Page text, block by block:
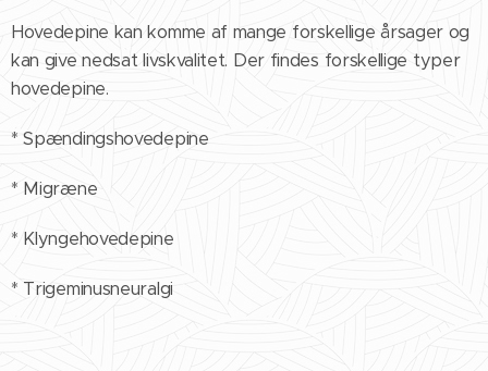
Hovedepine kan komme af mange forskellige årsager og
kan give nedsat livskvalitet. Der findes forskellige typer
hovedepine.
* Spændingshovedepine
* Migræne
* Klyngehovedepine
* Trigeminusneuralgi